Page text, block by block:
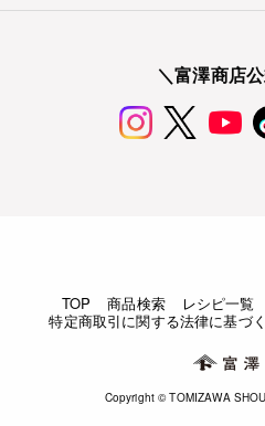
＼富澤商店
TOP 商品検索 レシピ一覧
特定商取引に関する法律に基づ
Copyright © TOMIZAWA